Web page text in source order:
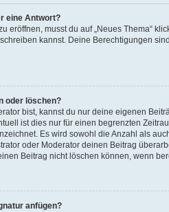
eine Antwort?
eröffnen, musst du auf „Neues Thema“
kannst. Deine Berechtigungen
oder löschen?
bist, kannst du nur deine eigenen
ist dies nur für einen begrenzten
Es wird sowohl die Anzahl als
oder Moderator deinen Beitrag
Beitrag nicht löschen können, wenn
anfügen?